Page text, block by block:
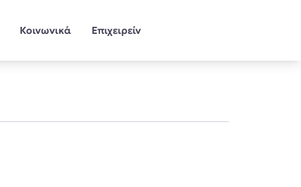
Κοινωνικά Επιχειρείν